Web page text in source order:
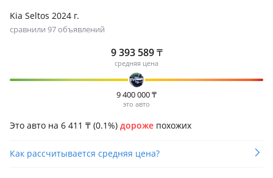
Kia Seltos 2024 г.
сравнили 97 объявлений
9 393 589₸
средняя цена
9 400 000₸
это авто
Это авто на 6 411 ₸ (0.1%) дороже похожих
Как рассчитывается средняя цена?